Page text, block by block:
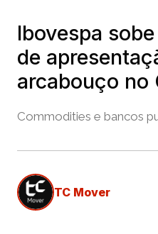
Ibovespa
de
arcabouço no
Commodities e bancos
TC Mover